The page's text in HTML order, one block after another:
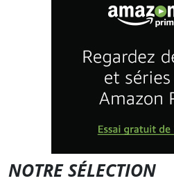
NOTRE SÉLECTION